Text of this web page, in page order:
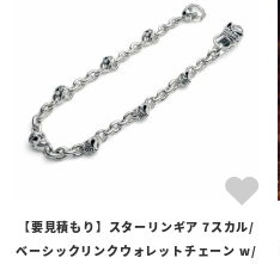
【要見積もり】スターリンギア 7スカル/
ベーシックリンクウォレットチェーン w/